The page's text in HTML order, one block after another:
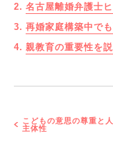
名古屋離婚弁護士
再婚家庭構築中で
親教育の重要性を
こどもの意思の尊重と
主体性